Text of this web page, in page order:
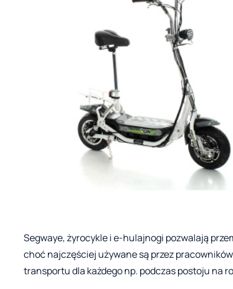
Segwaye, żyrocykle i e-hulajnogi pozwalają
choć najczęściej używane są przez
transportu dla każdego np. podczas postoju na